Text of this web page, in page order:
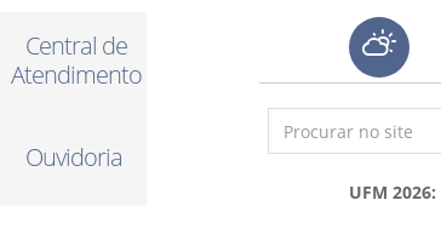
Central de
Atendimento
Ouvidoria
UFM 2026: